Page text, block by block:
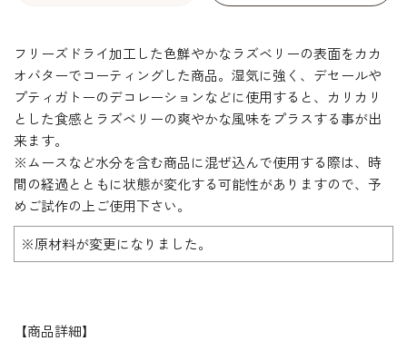
フリーズドライ加工した色鮮やかなラズベリーの表面をカカ
オバターでコーティングした商品。湿気に強く、デセールや
プティガトーのデコレーションなどに使用すると、カリカリ
とした食感とラズベリーの爽やかな風味をプラスする事が出
来ます。
※ムースなど水分を含む商品に混ぜ込んで使用する際は、時
間の経過とともに状態が変化する可能性がありますので、予
めご試作の上ご使用下さい。
※原材料が変更になりました。
【商品詳細】